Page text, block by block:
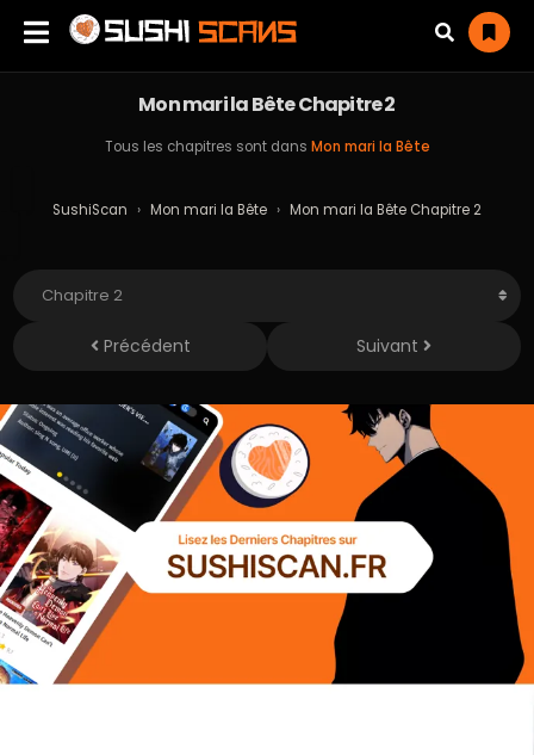
Mon mari la Bête Chapitre 2
Tous les chapitres sont dans Mon mari la Bête
SushiScan › Mon mari la Bête › Mon mari la Bête Chapitre 2
Précédent Suivant